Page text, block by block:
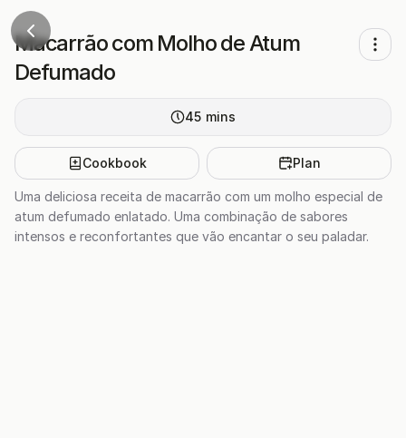
Macarrão com Molho de Atum
Defumado
45 mins
Cookbook Plan
Uma deliciosa receita de macarrão com um molho especial de
atum defumado enlatado. Uma combinação de sabores
intensos e reconfortantes que vão encantar o seu paladar.